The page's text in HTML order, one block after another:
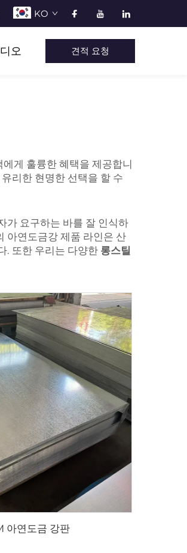
KO
오 견적 요청
게 훌륭한 혜택을 제공합니
리한 현명한 선택을 할 수
가 요구하는 바를 잘 인식하
아연도금강 제품 라인은 산
. 또한 우리는 다양한 롱스틸
아연도금 강판